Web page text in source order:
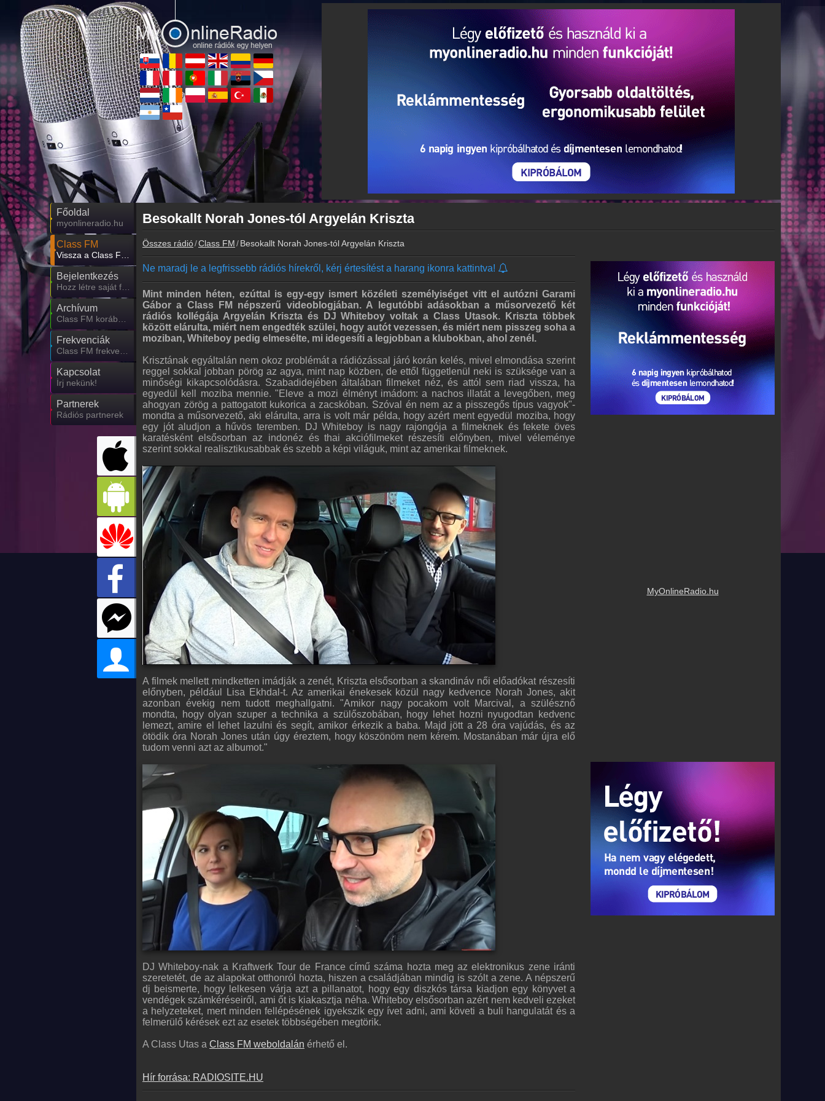
Főoldal
myonlineradio.hu
Class FM
Bejelentkezés
Archívum
Frekvenciák
Kapcsolat
Írj nekünk!
Partnerek
Rádiós partnerek
Besokallt Norah Jones-tól Argyelán Kriszta
Összes rádió Class FM Besokallt Norah Jones-tól Argyelán Kriszta
MyOnlineRadio.hu
Ne maradj le a legfrissebb rádiós hírekről, kérj értesítést a harang ikonra kattintva!
Mint minden héten, ezúttal is egy-egy ismert közéleti személyiséget vitt el autózni Garami
Gábor a Class FM népszerű videoblogjában. A legutóbbi adásokban a műsorvezető két
rádiós kollégája Argyelán Kriszta és DJ Whiteboy voltak a Class Utasok. Kriszta többek
között elárulta, miért nem engedték szülei, hogy autót vezessen, és miért nem pisszeg soha a
moziban, Whiteboy pedig elmesélte, mi idegesíti a legjobban a klubokban, ahol zenél.
Krisztának egyáltalán nem okoz problémát a rádiózással járó korán kelés, mivel elmondása szerint
reggel sokkal jobban pörög az agya, mint nap közben, de ettől függetlenül neki is szüksége van a
minőségi kikapcsolódásra. Szabadidejében általában filmeket néz, és attól sem riad vissza, ha
egyedül kell moziba mennie. "Eleve a mozi élményt imádom: a nachos illatát a levegőben, meg
ahogyan zörög a pattogatott kukorica a zacskóban. Szóval én nem az a pisszegős típus vagyok"-
mondta a műsorvezető, aki elárulta, arra is volt már példa, hogy azért ment egyedül moziba, hogy
egy jót aludjon a hűvös teremben. DJ Whiteboy is nagy rajongója a filmeknek és fekete öves
karatésként elsősorban az indonéz és thai akciófilmeket részesíti előnyben, mivel véleménye
szerint sokkal realisztikusabbak és szebb a képi világuk, mint az amerikai filmeknek.
A filmek mellett mindketten imádják a zenét, Kriszta elsősorban a skandináv női előadókat részesíti
előnyben, például Lisa Ekhdal-t. Az amerikai énekesek közül nagy kedvence Norah Jones, akit
azonban évekig nem tudott meghallgatni. "Amikor nagy pocakom volt Marcival, a szülésznő
mondta, hogy olyan szuper a technika a szülőszobában, hogy lehet hozni nyugodtan kedvenc
lemezt, amire el lehet lazulni és segít, amikor érkezik a baba. Majd jött a 28 óra vajúdás, és az
ötödik óra Norah Jones után úgy éreztem, hogy köszönöm nem kérem. Mostanában már újra elő
tudom venni azt az albumot."
DJ Whiteboy-nak a Kraftwerk Tour de France című száma hozta meg az elektronikus zene iránti
szeretetét, de az alapokat otthonról hozta, hiszen a családjában mindig is szólt a zene. A népszerű
dj beismerte, hogy lelkesen várja azt a pillanatot, hogy egy diszkós társa kiadjon egy könyvet a
vendégek számkéréseiről, ami őt is kiakasztja néha. Whiteboy elsősorban azért nem kedveli ezeket
a helyzeteket, mert minden fellépésének igyekszik egy ívet adni, ami követi a buli hangulatát és a
felmerülő kérések ezt az esetek többségében megtörik.
A Class Utas a Class FM weboldalán érhető el.
Hír forrása: RADIOSITE.HU